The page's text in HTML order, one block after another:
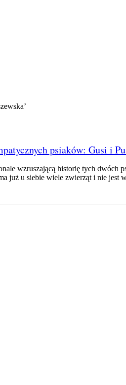
psiaków: Gusi i
wzruszającą historię tych dwóch
już u siebie wiele zwierząt i nie jest